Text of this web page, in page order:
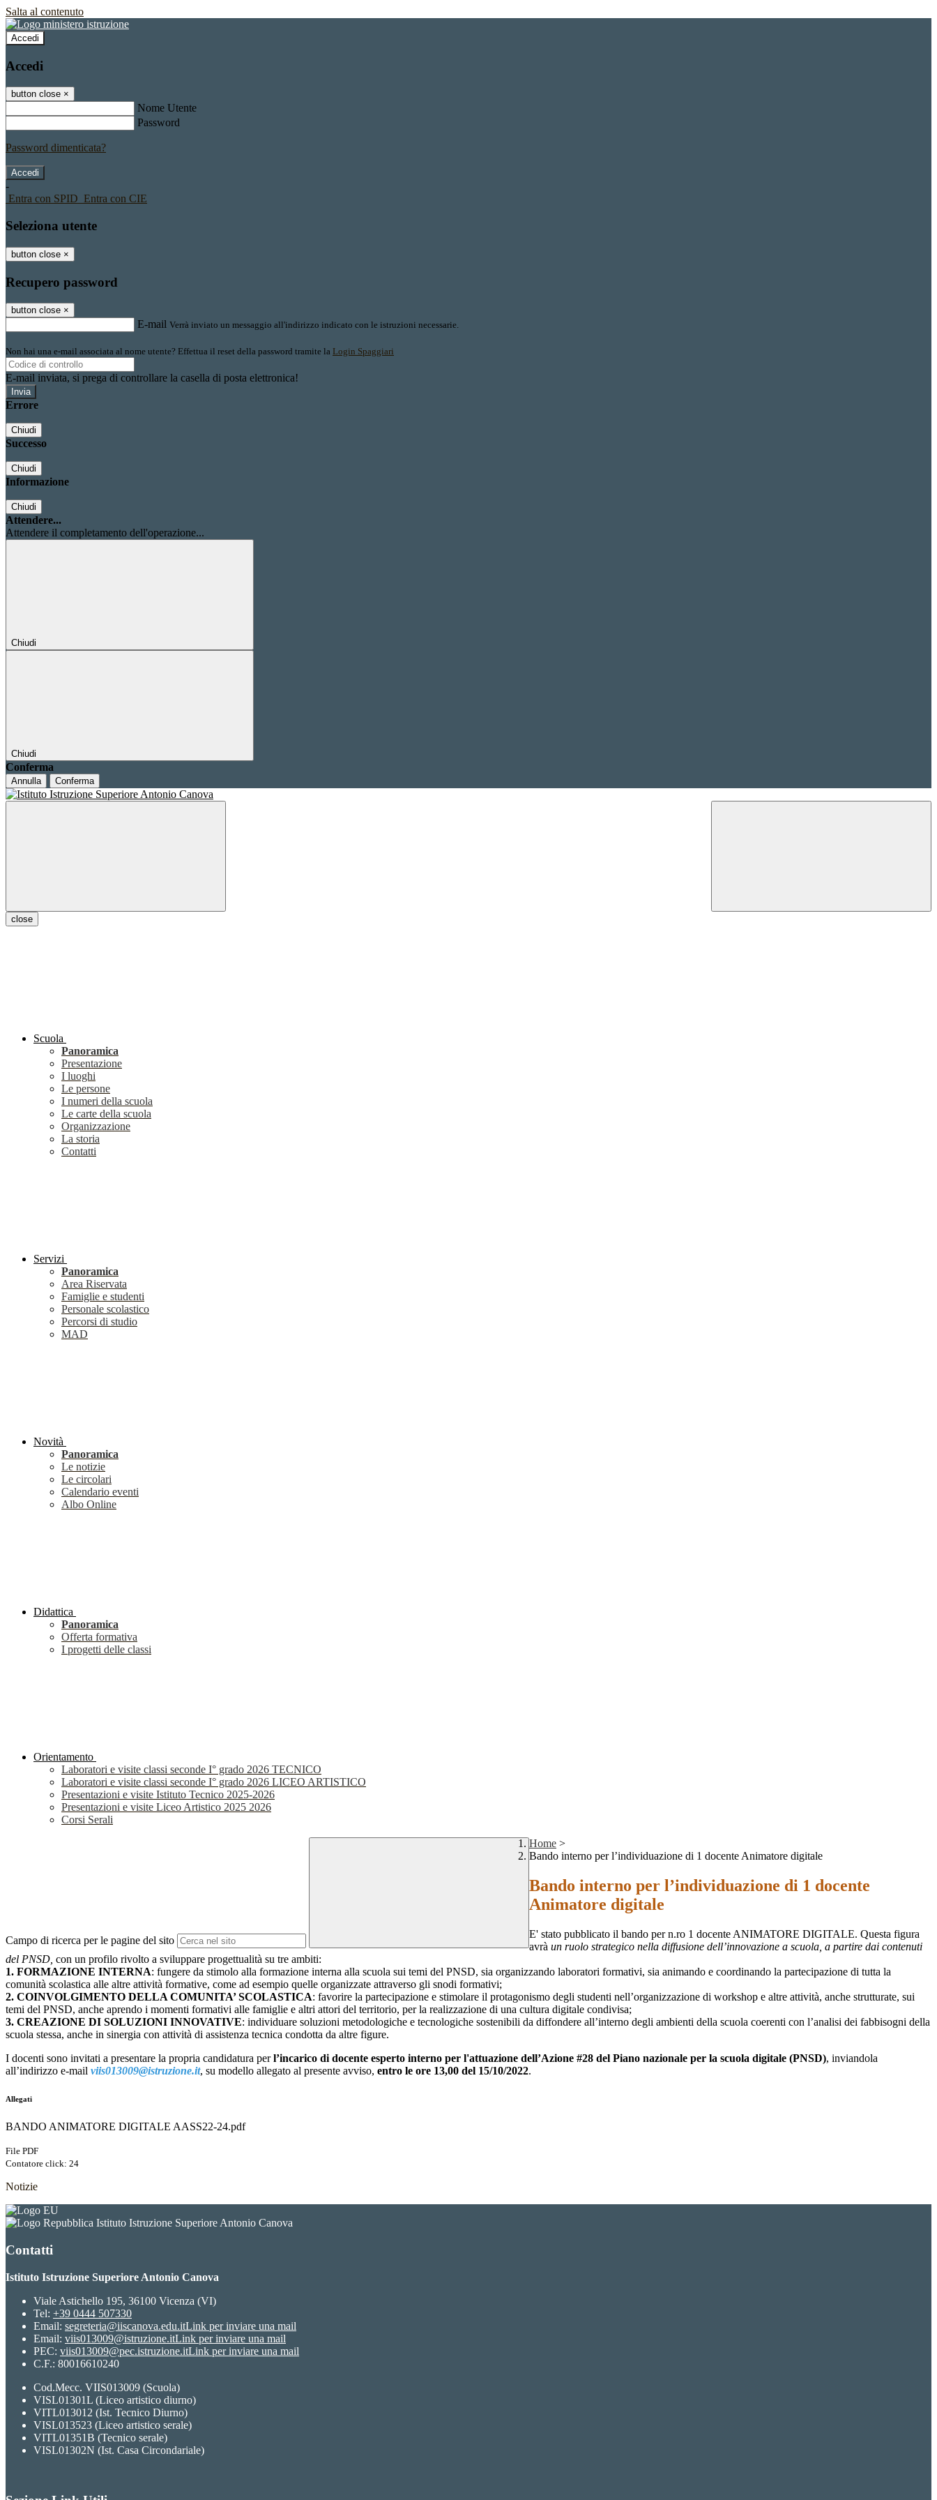
Salta al contenuto
Accedi
Accedi
button close ×
Nome Utente
Password
Password dimenticata?
-
Entra con SPID Entra con CIE
Seleziona utente
button close ×
Recupero password
button close ×
E-mail Verrà inviato un messaggio all'indirizzo indicato con le istruzioni necessarie.
Non hai una e-mail associata al nome utente? Effettua il reset della password tramite la Login Spaggiari
E-mail inviata, si prega di controllare la casella di posta elettronica!
Errore
Chiudi
Successo
Chiudi
Informazione
Chiudi
Attendere...
Attendere il completamento dell'operazione...
Chiudi
Chiudi
Conferma
Annulla Conferma
close
Scuola
Panoramica
Presentazione
I luoghi
Le persone
I numeri della scuola
Le carte della scuola
Organizzazione
La storia
Contatti
Servizi
Panoramica
Area Riservata
Famiglie e studenti
Personale scolastico
Percorsi di studio
MAD
Novità
Panoramica
Le notizie
Le circolari
Calendario eventi
Albo Online
Didattica
Panoramica
Offerta formativa
I progetti delle classi
Orientamento
Laboratori e visite classi seconde I° grado 2026 TECNICO
Laboratori e visite classi seconde I° grado 2026 LICEO ARTISTICO
Presentazioni e visite Istituto Tecnico 2025-2026
Presentazioni e visite Liceo Artistico 2025 2026
Corsi Serali
Campo di ricerca per le pagine del sito
Home >
Bando interno per l’individuazione di 1 docente Animatore digitale
Bando interno per l’individuazione di 1 docente
Animatore digitale
E' stato pubblicato il bando per n.ro 1 docente ANIMATORE DIGITALE. Questa figura
avrà un ruolo strategico nella diffusione dell’innovazione a scuola, a partire dai contenuti
del PNSD, con un profilo rivolto a sviluppare progettualità su tre ambiti:
1. FORMAZIONE INTERNA: fungere da stimolo alla formazione interna alla scuola sui temi del PNSD, sia organizzando laboratori formativi, sia animando e coordinando la partecipazione di tutta la
comunità scolastica alle altre attività formative, come ad esempio quelle organizzate attraverso gli snodi formativi;
2. COINVOLGIMENTO DELLA COMUNITA’ SCOLASTICA: favorire la partecipazione e stimolare il protagonismo degli studenti nell’organizzazione di workshop e altre attività, anche strutturate, sui
temi del PNSD, anche aprendo i momenti formativi alle famiglie e altri attori del territorio, per la realizzazione di una cultura digitale condivisa;
3. CREAZIONE DI SOLUZIONI INNOVATIVE: individuare soluzioni metodologiche e tecnologiche sostenibili da diffondere all’interno degli ambienti della scuola coerenti con l’analisi dei fabbisogni della
scuola stessa, anche in sinergia con attività di assistenza tecnica condotta da altre figure.
I docenti sono invitati a presentare la propria candidatura perl’incarico di docente esperto interno per l'attuazione dell’Azione #28 del Piano nazionale per la scuola digitale (PNSD), inviandola
all’indirizzo e-mail viis013009@istruzione.it, su modello allegato al presente avviso, entro le ore 13,00 del 15/10/2022.
Allegati
BANDO ANIMATORE DIGITALE AASS22-24.pdf
File PDF
Contatore click: 24
Notizie
Istituto Istruzione Superiore Antonio Canova
Contatti
Istituto Istruzione Superiore Antonio Canova
Viale Astichello 195, 36100 Vicenza (VI)
Tel: +39 0444 507330
Email: segreteria@iiscanova.edu.itLink per inviare una mail
Email: viis013009@istruzione.itLink per inviare una mail
PEC: viis013009@pec.istruzione.itLink per inviare una mail
C.F.: 80016610240
Cod.Mecc. VIIS013009 (Scuola)
VISL01301L (Liceo artistico diurno)
VITL013012 (Ist. Tecnico Diurno)
VISL013523 (Liceo artistico serale)
VITL01351B (Tecnico serale)
VISL01302N (Ist. Casa Circondariale)